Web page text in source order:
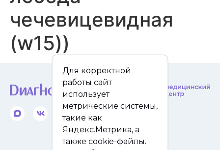
чечевицевидная
(w15))
Для корректной
работы сайт
использует
метрические системы,
такие как
Яндекс.Метрика, а
также cookie-файлы.